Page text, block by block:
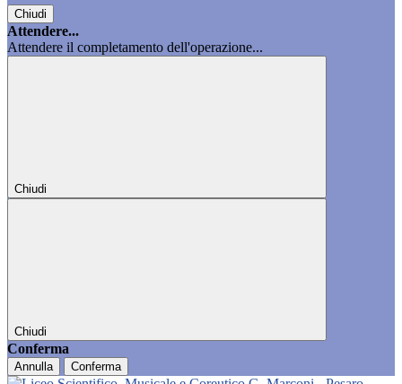
Chiudi
Attendere...
Attendere il completamento dell'operazione...
Chiudi
Chiudi
Conferma
Annulla Conferma